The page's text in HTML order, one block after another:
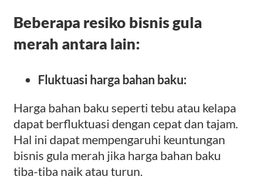
Beberapa resiko bisnis gula
merah antara lain:
Fluktuasi harga bahan baku:
Harga bahan baku seperti tebu atau kelapa
dapat berfluktuasi dengan cepat dan tajam.
Hal ini dapat mempengaruhi keuntungan
bisnis gula merah jika harga bahan baku
tiba-tiba naik atau turun.